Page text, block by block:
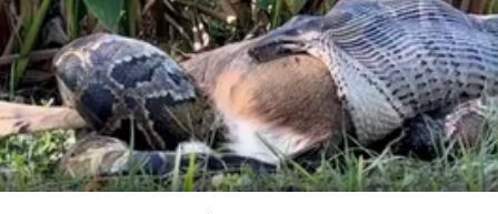
Wojna na Ukrainie
Świat
Jedzenie